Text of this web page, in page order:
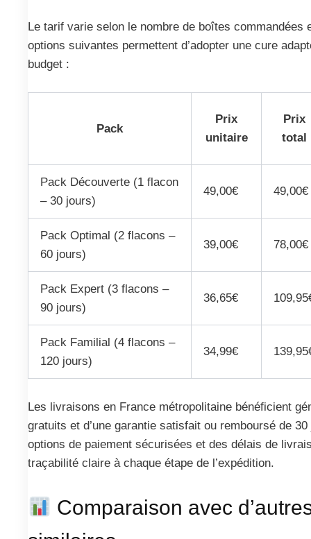
Le tarif varie selon le nombre de boîtes commandées
options suivantes permettent d’adopter une cure
budget :
Pack
Prix
unitaire
Prix
total
Pack Découverte (1 flacon
– 30 jours)
49,00€ 49,00€
Pack Optimal (2 flacons –
60 jours)
39,00€ 78,00€
Pack Expert (3 flacons –
90 jours)
36,65€
Pack Familial (4 flacons –
120 jours)
34,99€
Les livraisons en France métropolitaine bénéficient
gratuits et d’une garantie satisfait ou remboursé de
options de paiement sécurisées et des délais de
traçabilité claire à chaque étape de l’expédition.
Comparaison avec